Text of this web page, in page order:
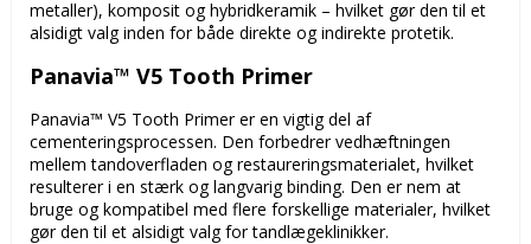
metaller), komposit og hybridkeramik – hvilket gør den til et
alsidigt valg inden for både direkte og indirekte protetik.
Panavia™ V5 Tooth Primer
Panavia™ V5 Tooth Primer er en vigtig del af
cementeringsprocessen. Den forbedrer vedhæftningen
mellem tandoverfladen og restaureringsmaterialet, hvilket
resulterer i en stærk og langvarig binding. Den er nem at
bruge og kompatibel med flere forskellige materialer, hvilket
gør den til et alsidigt valg for tandlægeklinikker.